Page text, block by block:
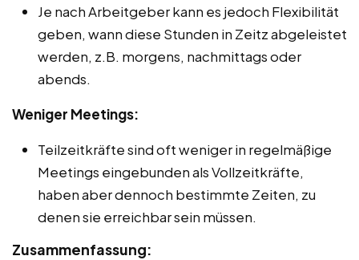
Je nach Arbeitgeber kann es jedoch Flexibilität
geben, wann diese Stunden in Zeitz abgeleistet
werden, z.B. morgens, nachmittags oder
abends.
Weniger Meetings:
Teilzeitkräfte sind oft weniger in regelmäßige
Meetings eingebunden als Vollzeitkräfte,
haben aber dennoch bestimmte Zeiten, zu
denen sie erreichbar sein müssen.
Zusammenfassung: